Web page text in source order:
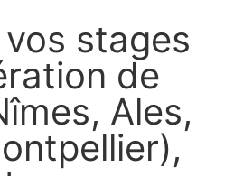
stages
de
Ales,